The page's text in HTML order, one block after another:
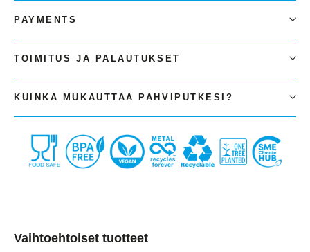
PAYMENTS
TOIMITUS JA PALAUTUKSET
KUINKA MUKAUTTAA PAHVIPUTKESI?
Vaihtoehtoiset tuotteet